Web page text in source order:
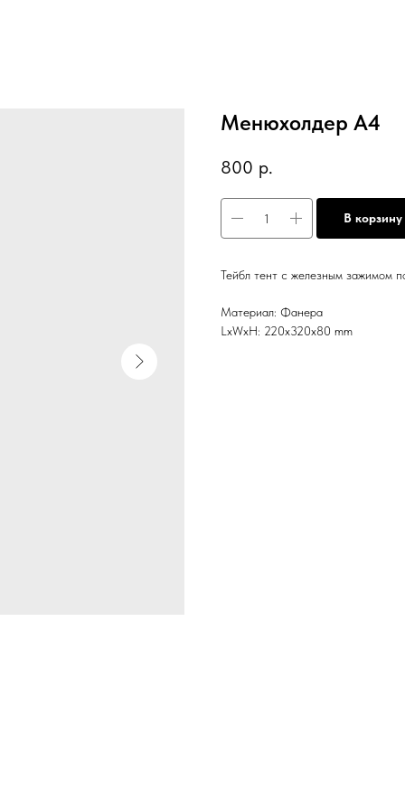
Менюхолдер А4
800 р.
В корзину
Тейбл тент с железным зажимом
Материал: Фанера
LxWxH: 220x320x80 mm